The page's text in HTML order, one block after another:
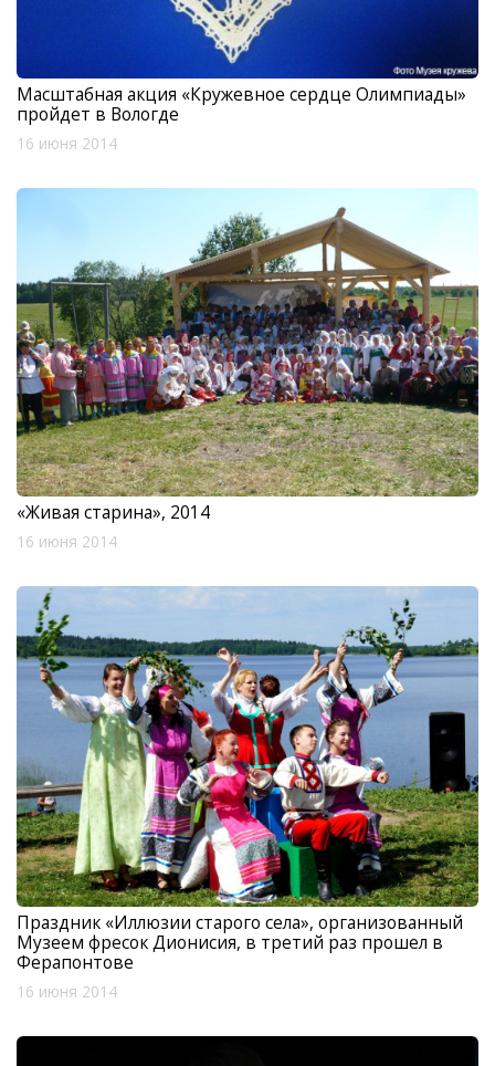
Масштабная акция «Кружевное сердце Олимпиады»
пройдет в Вологде
16 июня 2014
«Живая старина», 2014
16 июня 2014
Праздник «Иллюзии старого села», организованный
Музеем фресок Дионисия, в третий раз прошел в
Ферапонтове
16 июня 2014